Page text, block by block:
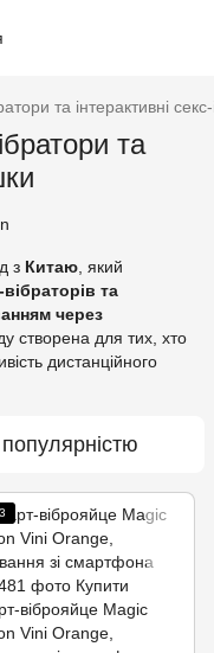
та інтерактивні
та
з Китаю, який
та
через
створена для тих, хто
дистанційного
3